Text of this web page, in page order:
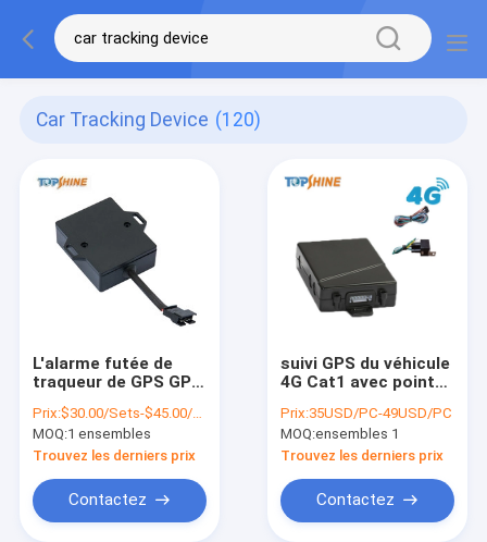
Car Tracking Device (120)
L'alarme futée de
traqueur de GPS GPS
de traqueur en temps
réel de l'autobus 4g
évitent l'accident
Prix:$30.00/Sets-$45.00/Sets
MOQ:1 ensembles
Trouvez les derniers prix
Contactez
suivi GPS du véhicule
4G Cat1 avec point
vidéo multi-caméras
Prix:35USD/PC-49USD/PC
MOQ:ensembles 1
Trouvez les derniers prix
Contactez